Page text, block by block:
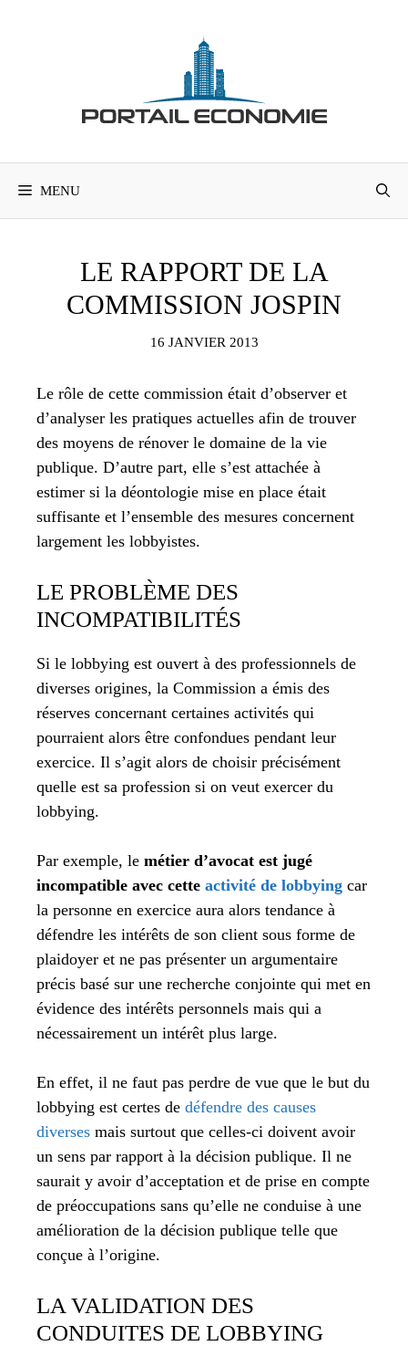
MENU
LE RAPPORT DE LA
COMMISSION JOSPIN
16 JANVIER 2013
Le rôle de cette commission était d’observer et
d’analyser les pratiques actuelles afin de trouver
des moyens de rénover le domaine de la vie
publique. D’autre part, elle s’est attachée à
estimer si la déontologie mise en place était
suffisante et l’ensemble des mesures concernent
largement les lobbyistes.
LE PROBLÈME DES
INCOMPATIBILITÉS
Si le lobbying est ouvert à des professionnels de
diverses origines, la Commission a émis des
réserves concernant certaines activités qui
pourraient alors être confondues pendant leur
exercice. Il s’agit alors de choisir précisément
quelle est sa profession si on veut exercer du
lobbying.
Par exemple, le métier d’avocat est jugé
incompatible avec cette activité de lobbying car
la personne en exercice aura alors tendance à
défendre les intérêts de son client sous forme de
plaidoyer et ne pas présenter un argumentaire
précis basé sur une recherche conjointe qui met en
évidence des intérêts personnels mais qui a
nécessairement un intérêt plus large.
En effet, il ne faut pas perdre de vue que le but du
lobbying est certes de défendre des causes
diverses mais surtout que celles-ci doivent avoir
un sens par rapport à la décision publique. Il ne
saurait y avoir d’acceptation et de prise en compte
de préoccupations sans qu’elle ne conduise à une
amélioration de la décision publique telle que
conçue à l’origine.
LA VALIDATION DES
CONDUITES DE LOBBYING